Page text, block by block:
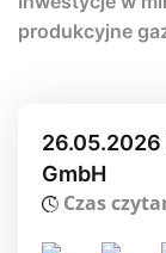
produkcyjne
26.05.2026
GmbH
Czas